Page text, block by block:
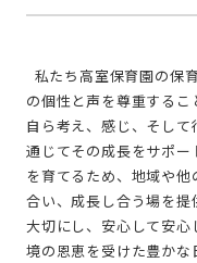
の個性と声を尊重する
自ら考え、感じ、そし
通じてその成長をサポ
を育てるため、地域や
合い、成長し合う場を
大切にし、安心して安
境の恩恵を受けた豊かな